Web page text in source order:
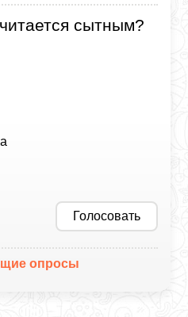
сытным?
Голосовать
опросы